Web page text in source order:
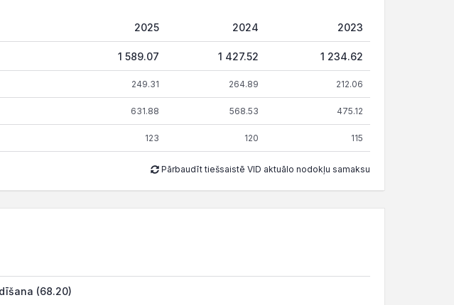
2025 2024 2023
1 589.07 1 427.52 1 234.62
249.31 264.89 212.06
631.88 568.53 475.12
123 120 115
Pārbaudīt tiešsaistē VID aktuālo nodokļu samaksu
(68.20)